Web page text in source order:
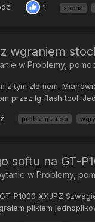
1 xperia
wgraniem
w Problemy,
z tym złomem.
przez lg flash tool.
problem z usb
softu na GT-
w Problemy,
P1000 XXJPZ
plikiem